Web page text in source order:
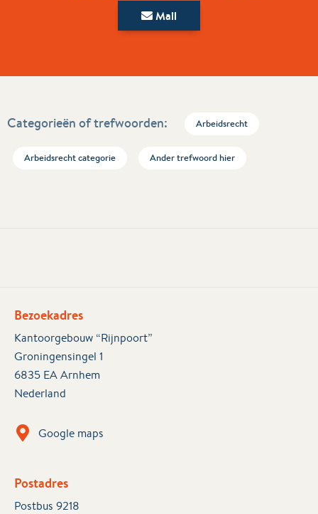
Mail
Categorieën of trefwoorden: Arbeidsrecht
Arbeidsrecht categorie Ander trefwoord hier
Bezoekadres
Kantoorgebouw “Rijnpoort”
Groningensingel 1
6835 EA Arnhem
Nederland
Google maps
Postadres
Postbus 9218